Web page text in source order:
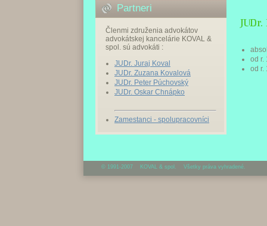
Partneri
Členmi združenia advokátov
advokátskej kancelárie KOVAL &
spol. sú advokáti :
JUDr. Juraj Koval
JUDr. Zuzana Kovalová
JUDr. Peter Púchovský
JUDr. Oskar Chnápko
Zamestanci - spolupracovníci
od r.
od r.
© 1991-2007 KOVAL & spol. Všetky práva vyhradené.